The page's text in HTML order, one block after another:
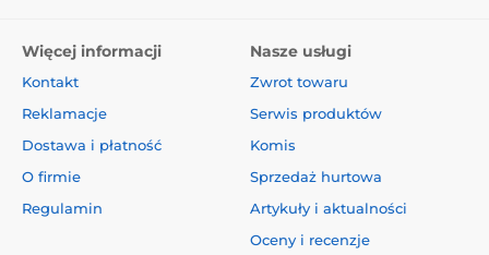
Więcej informacji
Kontakt
Reklamacje
Dostawa i płatność
O firmie
Regulamin
Nasze usługi
Zwrot towaru
Serwis produktów
Komis
Sprzedaż hurtowa
Artykuły i aktualności
Oceny i recenzje